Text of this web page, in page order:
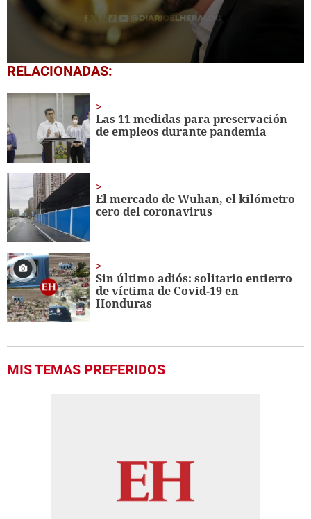
0
seconds
4
minutes,
19
seconds
RELACIONADAS:
Las 11 medidas para preservación
de empleos durante pandemia
El mercado de Wuhan, el kilómetro
cero del coronavirus
Sin último adiós: solitario entierro
de víctima de Covid-19 en
Honduras
MIS TEMAS PREFERIDOS